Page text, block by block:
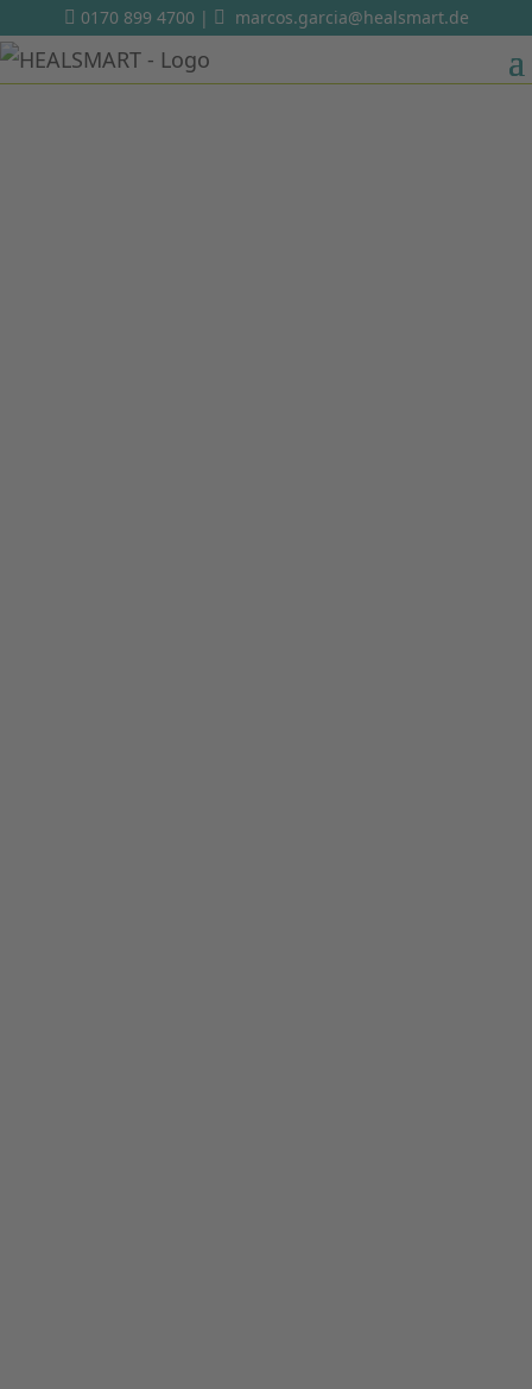
 0170 899 4700 |  marcos.garcia@healsmart.de